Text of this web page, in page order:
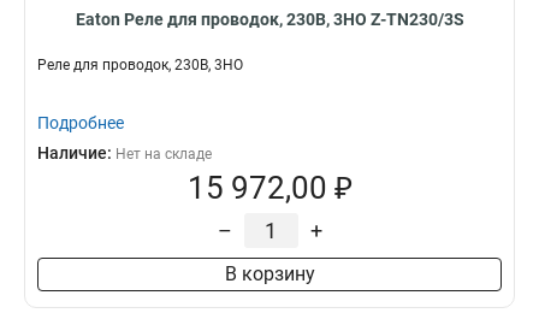
Eaton Реле для проводок, 230В, 3НО Z-TN230/3S
Реле для проводок, 230В, 3НО
Подробнее
Наличие: Нет на складе
15 972,00 ₽
– +
В корзину